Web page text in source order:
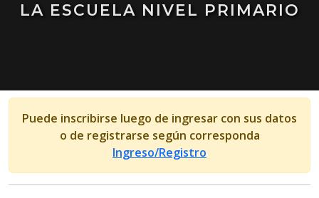
LA ESCUELA NIVEL PRIMARIO
Puede inscribirse luego de ingresar con sus datos
o de registrarse según corresponda
Ingreso/Registro